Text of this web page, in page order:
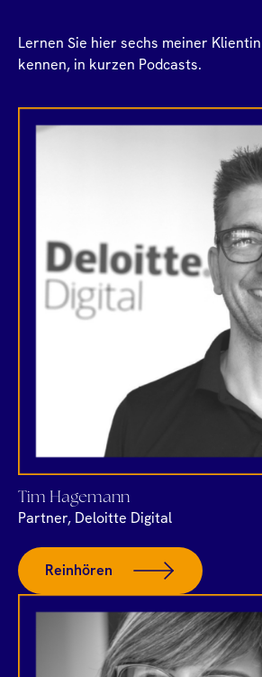
Lernen Sie hier sechs meiner
kennen, in kurzen Podcasts.
Tim Hagemann
Partner, Deloitte Digital
Reinhören